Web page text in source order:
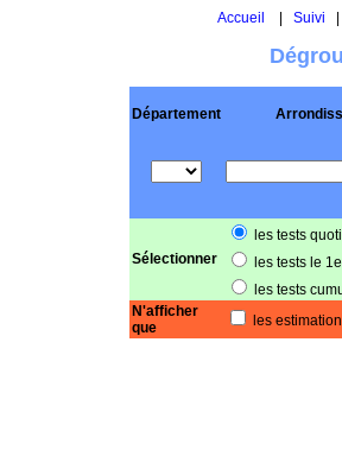
Accueil Suivi
Département
Sélectionner
les tests
les tests le
les tests
N'afficher
que
les